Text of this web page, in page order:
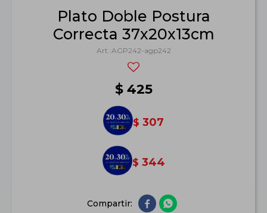
Plato Doble Postura
Correcta 37x20x13cm
AGP242-agp242
$ 425
$ 307
$ 344
 